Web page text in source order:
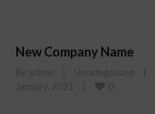
New Company Name
By admin Uncategorized
January, 2021
0